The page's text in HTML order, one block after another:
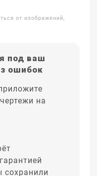
от изображений,
под ваш
ошибок
на
сохранили